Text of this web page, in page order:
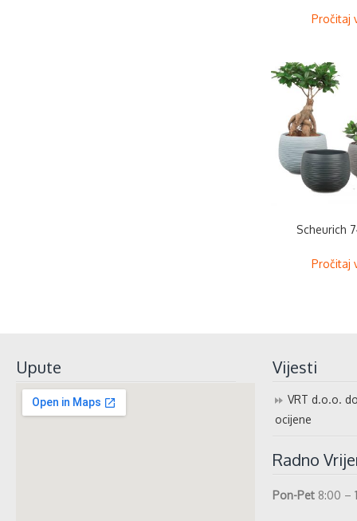
Pročitaj
Scheurich
Pročitaj
Upute Vijesti
VRT d.o.o.
ocijene
Radno
Pon-Pet 8:00 –